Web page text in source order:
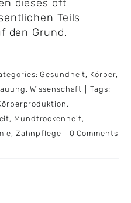
dieses oft
Teils
den Grund.
Gesundheit, Körper,
,Wissenschaft
Tags:
,
, Mundtrockenheit,
, Zahnpflege
0 Comments